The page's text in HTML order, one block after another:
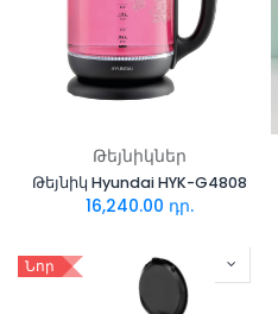
Թեյնիկներ
Թեյնիկ Hyundai HYK-G4808
16,240.00 դր.
Նոր